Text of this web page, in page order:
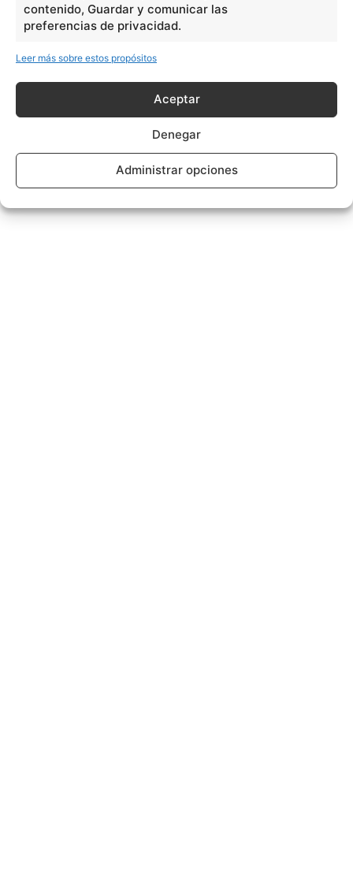
contenido, Guardar y comunicar las
preferencias de privacidad.
Leer más sobre estos propósitos
Aceptar
Denegar
Administrar opciones